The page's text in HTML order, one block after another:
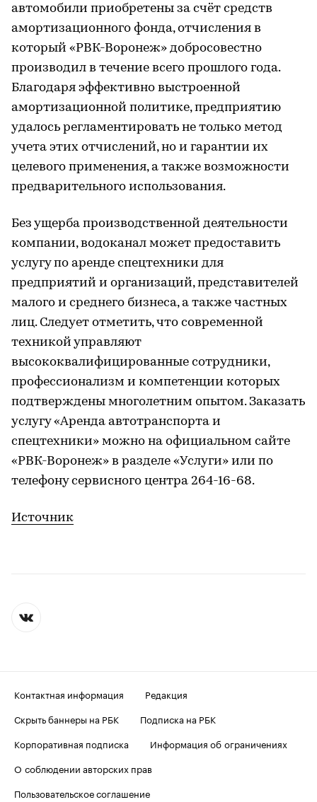
автомобили приобретены за счёт средств
амортизационного фонда, отчисления в
который «РВК-Воронеж» добросовестно
производил в течение всего прошлого года.
Благодаря эффективно выстроенной
амортизационной политике, предприятию
удалось регламентировать не только метод
учета этих отчислений, но и гарантии их
целевого применения, а также возможности
предварительного использования.
Без ущерба производственной деятельности
компании, водоканал может предоставить
услугу по аренде спецтехники для
предприятий и организаций, представителей
малого и среднего бизнеса, а также частных
лиц. Следует отметить, что современной
техникой управляют
высококвалифицированные сотрудники,
профессионализм и компетенции которых
подтверждены многолетним опытом. Заказать
услугу «Аренда автотранспорта и
спецтехники» можно на официальном сайте
«РВК-Воронеж» в разделе «Услуги» или по
телефону сервисного центра 264-16-68.
Источник
Контактная информация
Редакция
Скрыть баннеры на РБК
Подписка на РБК
Корпоративная подписка
Информация об ограничениях
О соблюдении авторских прав
Пользовательское соглашение